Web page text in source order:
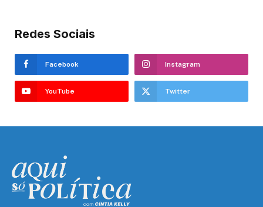
Redes Sociais
Facebook Instagram
YouTube Twitter